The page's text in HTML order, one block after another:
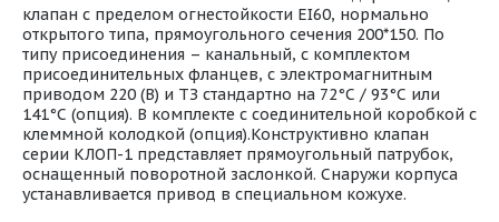
клапан с пределом огнестойкости EI60, нормально
открытого типа, прямоугольного сечения 200*150. По
типу присоединения – канальный, с комплектом
присоединительных фланцев, с электромагнитным
приводом 220 (В) и ТЗ стандартно на 72°С / 93°С или
141°С (опция). В комплекте с соединительной коробкой с
клеммной колодкой (опция).Конструктивно клапан
серии КЛОП-1 представляет прямоугольный патрубок,
оснащенный поворотной заслонкой. Снаружи корпуса
устанавливается привод в специальном кожухе.